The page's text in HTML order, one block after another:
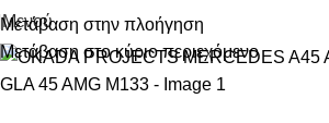
Μετάβαση στην πλοήγηση
Μετάβαση στο κύριο περιεχόμενο
Μενού